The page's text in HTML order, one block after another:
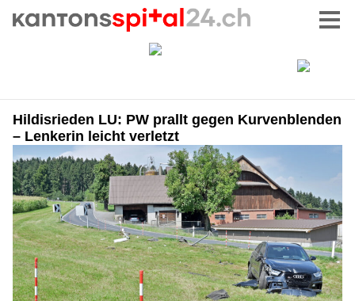
Hildisrieden LU: PW prallt gegen Kurvenblenden
– Lenkerin leicht verletzt